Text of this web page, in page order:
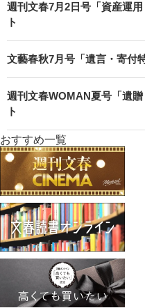
週刊文春7月2日号「資産運
ト
文藝春秋7月号「遺言・寄付
週刊文春WOMAN夏号「遺
ト
おすすめ一覧